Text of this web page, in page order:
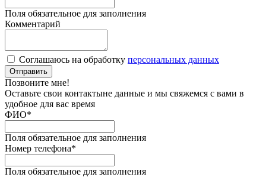
Поля обязательное для заполнения
Комментарий
Соглашаюсь на обработку персональных данных
Отправить
Позвоните мне!
Оставьте свои контактыне данные и мы свяжемся с вами в
удобное для вас время
ФИО*
Поля обязательное для заполнения
Номер телефона*
Поля обязательное для заполнения